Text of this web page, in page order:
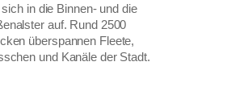
sich in die Binnen- und die
auf. Rund 2500
überspannen Fleete,
und Kanäle der Stadt.